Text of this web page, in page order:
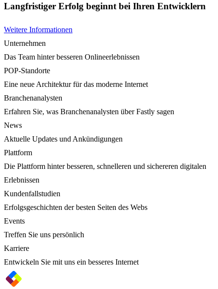
Langfristiger Erfolg beginnt bei Ihren Entwicklern
Weitere Informationen
Unternehmen
Das Team hinter besseren Onlineerlebnissen
POP-Standorte
Eine neue Architektur für das moderne Internet
Branchenanalysten
Erfahren Sie, was Branchenanalysten über Fastly sagen
News
Aktuelle Updates und Ankündigungen
Plattform
Die Plattform hinter besseren, schnelleren und sichereren digitalen
Erlebnissen
Kundenfallstudien
Erfolgsgeschichten der besten Seiten des Webs
Events
Treffen Sie uns persönlich
Karriere
Entwickeln Sie mit uns ein besseres Internet